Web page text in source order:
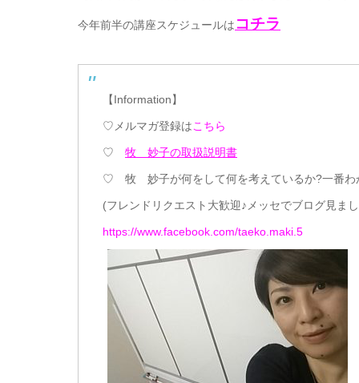
今年前半の講座スケジュールはコチラ
【Information】
♡メルマガ登録はこちら
♡ 牧 妙子の取扱説明書
♡ 牧 妙子が何をして何を考えているか?一番わ
(フレンドリクエスト大歓迎♪メッセでブログ見ま
https://www.facebook.com/taeko.maki.5